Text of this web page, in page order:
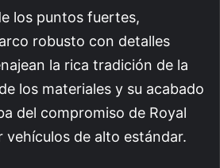
los puntos fuertes,
robusto con detalles
la rica tradición de la
los materiales y su acabado
del compromiso de Royal
de alto estándar.